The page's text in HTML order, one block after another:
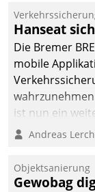
Hanseat
Die Bremer
mobile
ist nun ein
Einsatz.
Andreas
Objektsanierung
Gewobag